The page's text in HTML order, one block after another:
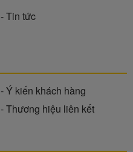
- Tin tức
- Ý kiến khách hàng
- Thương hiệu liên kết